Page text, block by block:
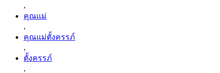
,
คุณเเม่
,
คุณแม่ตั้งครรภ์
,
ตั้งครรภ์
,